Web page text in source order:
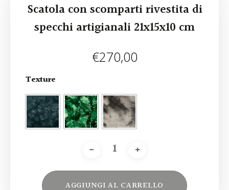
Scatola con scomparti rivestita di
specchi artigianali 21x15x10 cm
€270,00
Texture
AGGIUNGI AL CARRELLO